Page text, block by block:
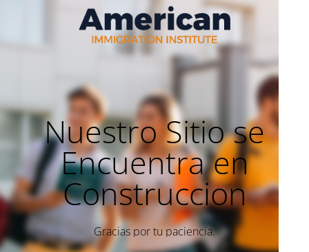
Nuestro Sitio se
Encuentra en
Construccion
Gracias por tu paciencia.